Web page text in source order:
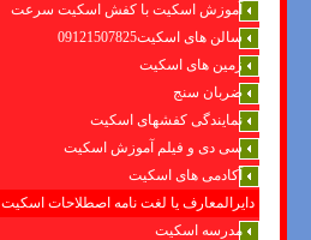
آموزش اسکیت با کفش اسکیت سرعت
سالن های اسکیت09121507825
زمین های اسکیت
ضربان سنج
نمایندگی کفشهای اسکیت
سی دی و فیلم آموزش اسکیت
آکادمی های اسکیت
دایرالمعارف یا لغت نامه اصطلاحات اسکیت
مدرسه اسکیت